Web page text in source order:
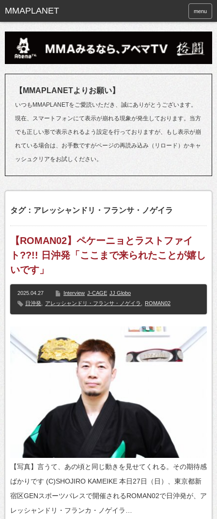
menu
【MMAPLANETよりお願い】
いつもMMAPLANETをご愛読いただき、誠にありがとうございます。
現在、スマートフォンにて表示が崩れる現象が発生しております。当方
でも正しい形で表示されるよう設定を行っておりますが、もし表示が崩
れている場合は、お手数ですがページの再読み込み（リロード）かキャ
ッシュクリアをお試しください。
タグ：アレッシャンドリ・フランサ・ノゲイラ
【ROMAN02】ペケーニョとラストファイ
ト??!! 日沖発「ここまで来られたことが嬉し
いです」
2025.04.27 Interview J-CAGE JJ Globo
日沖発
アレッシャンドリ・フランサ・ノゲイラ ROMAN02
【写真】言うて、あの頃と同じ動きを見せてくれる。その期待感
ばかりです (C)SHOJIRO KAMEIKE 本日27日（日）、東京都新
宿区GENスポーツパレスで開催されるROMAN02で日沖発が、ア
レッシャンドリ・フランカ・ノゲイラ…